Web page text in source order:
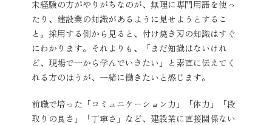
未経験の方がやりがちなのが、無理に専門用語を使っ
たり、建設業の知識があるように見せようとするこ
と。採用する側から見ると、付け焼き刃の知識はすぐ
にわかります。それよりも、「まだ知識はないけれ
ど、現場で一から学んでいきたい」と素直に伝えてく
れる方のほうが、一緒に働きたいと感じます。
前職で培った「コミュニケーション力」「体力」「段
取りの良さ」「丁寧さ」など、建設業に直接関係ない